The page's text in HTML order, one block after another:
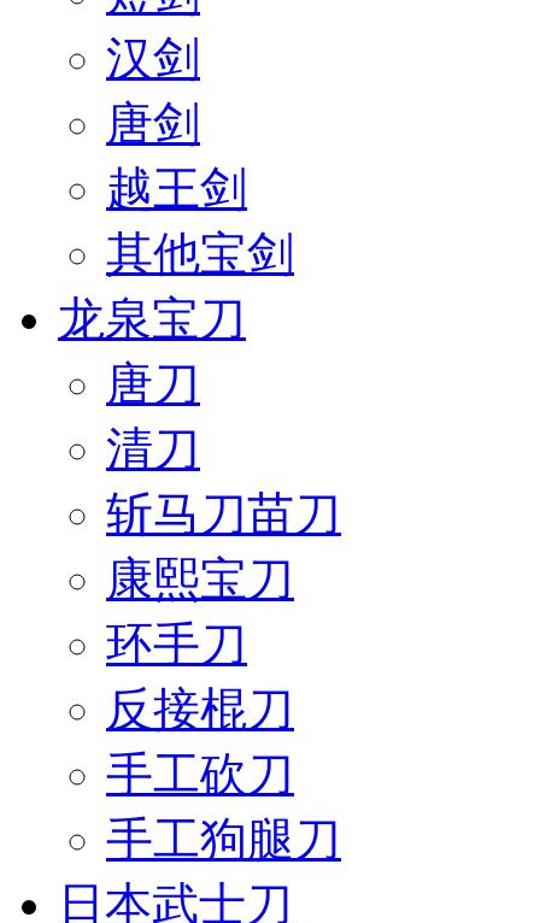
汉剑
唐剑
越王剑
其他宝剑
龙泉宝刀
唐刀
清刀
斩马刀苗刀
康熙宝刀
环手刀
反接棍刀
手工砍刀
手工狗腿刀
日本武士刀